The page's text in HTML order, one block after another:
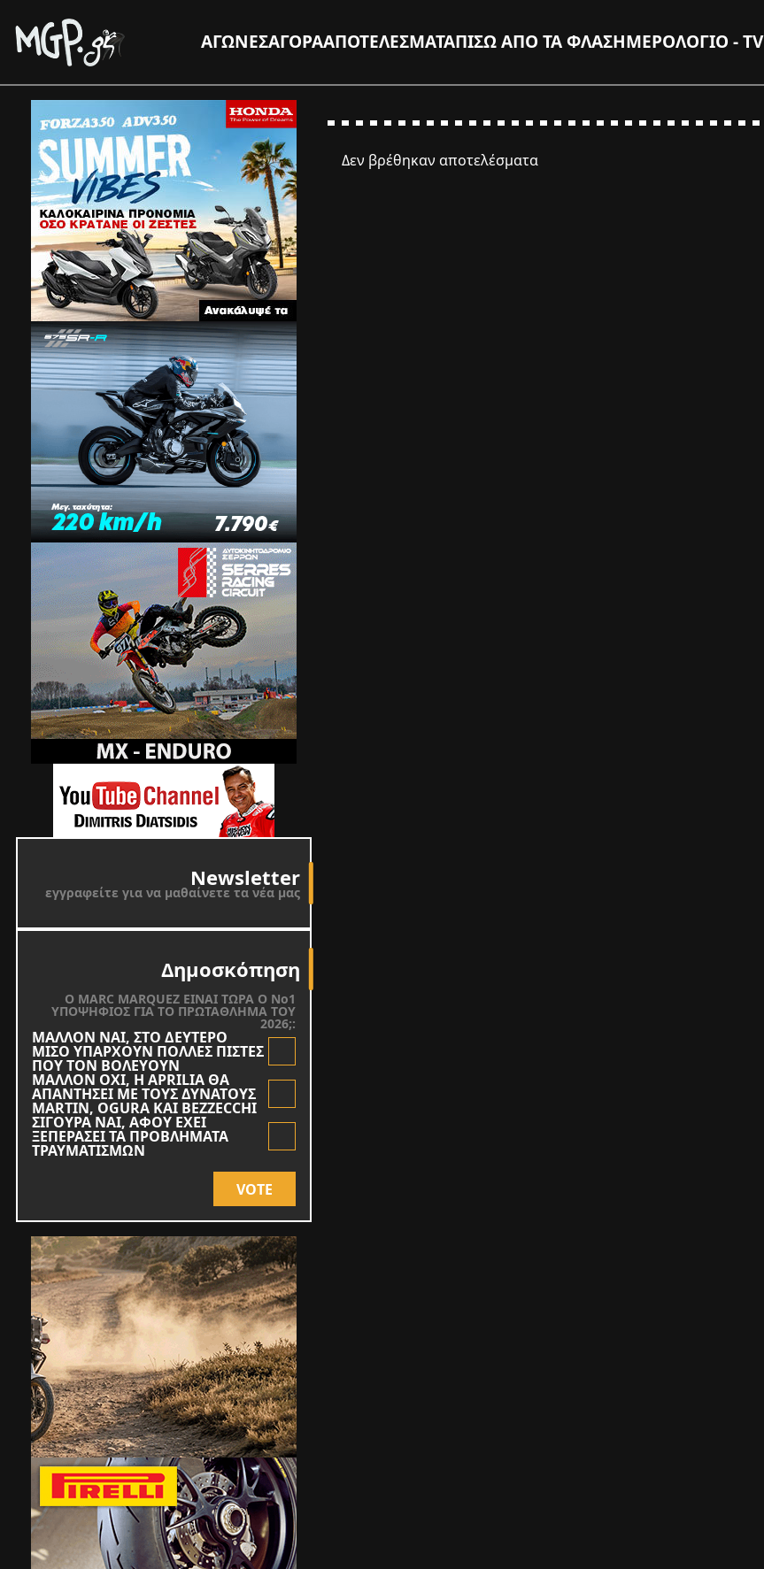
ΑΓΩΝΕΣΑΓΟΡΑΑΠΟΤΕΛΕΣΜΑΤΑΠΙΣΩ ΑΠΟ ΤΑ ΦΛΑΣΗΜΕΡΟΛΟΓΙΟ - TV
Newsletter
εγγραφείτε για να μαθαίνετε τα νέα μας
Δημοσκόπηση
O MARC MARQUEZ ΕΙΝΑΙ ΤΩΡΑ Ο Νο1
ΥΠΟΨΗΦΙΟΣ ΓΙΑ ΤΟ ΠΡΩΤΑΘΛΗΜΑ ΤΟΥ
2026;:
ΜΑΛΛΟΝ ΝΑΙ, ΣΤΟ ΔΕΥΤΕΡΟ
ΜΙΣΟ ΥΠΑΡΧΟΥΝ ΠΟΛΛΕΣ ΠΙΣΤΕΣ
ΠΟΥ ΤΟΝ ΒΟΛΕΥΟΥΝ
ΜΑΛΛΟΝ ΟΧΙ, Η APRILIA ΘΑ
ΑΠΑΝΤΗΣΕΙ ΜΕ ΤΟΥΣ ΔΥΝΑΤΟΥΣ
MARTIN, OGURA KAI BEZZECCHI
ΣΙΓΟΥΡΑ ΝΑΙ, ΑΦΟΥ ΕΧΕΙ
ΞΕΠΕΡΑΣΕΙ ΤΑ ΠΡΟΒΛΗΜΑΤΑ
ΤΡΑΥΜΑΤΙΣΜΩΝ
VOTE
Δεν βρέθηκαν αποτελέσματα